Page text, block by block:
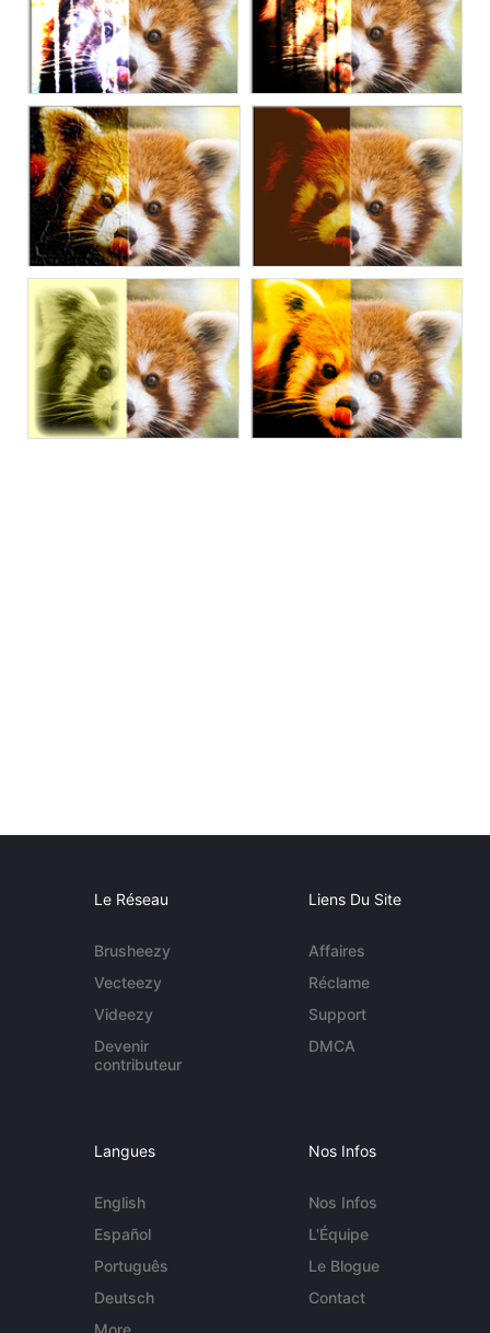
Le Réseau
Brusheezy
Vecteezy
Videezy
Devenir
contributeur
Liens Du Site
Affaires
Réclame
Support
DMCA
Langues
English
Español
Português
Deutsch
More...
Nos Infos
Nos Infos
L'Équipe
Le Blogue
Contact